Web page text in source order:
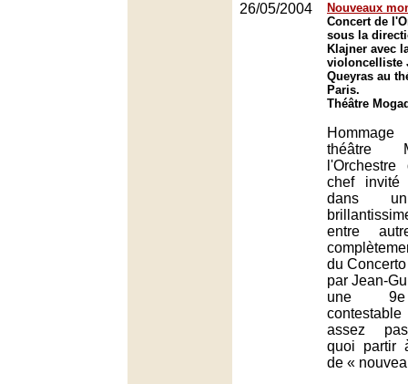
26/05/2004
Nouveaux
Concert de
sous la
Klajner avec
violoncelliste
Queyras au
Paris.
Théâtre
théâtre
chef invité
dans un
entre
du
par Jean-
une 9e
contestable
assez
quoi partir
de «